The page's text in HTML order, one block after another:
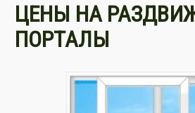
ЦЕНЫ НА
ПОРТАЛЫ